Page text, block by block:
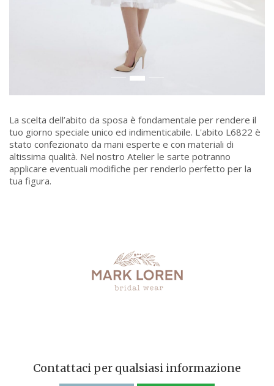
La scelta dell’abito da sposa è fondamentale per rendere il
tuo giorno speciale unico ed indimenticabile. L'abito L6822 è
stato confezionato da mani esperte e con materiali di
altissima qualità. Nel nostro Atelier le sarte potranno
applicare eventuali modifiche per renderlo perfetto per la
tua figura.
Contattaci per qualsiasi informazione